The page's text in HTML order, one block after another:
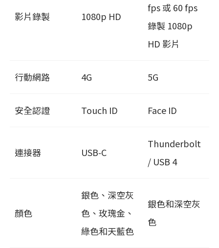
影片錄製 1080p HD
fps 或 60 fps
錄製 1080p
HD 影片
行動網路 4G 5G
安全認證 Touch ID Face ID
連接器 USB‑C
Thunderbolt
/ USB 4
顏色
銀色、深空灰
色、玫瑰金、
綠色和天藍色
銀色和深空灰
色